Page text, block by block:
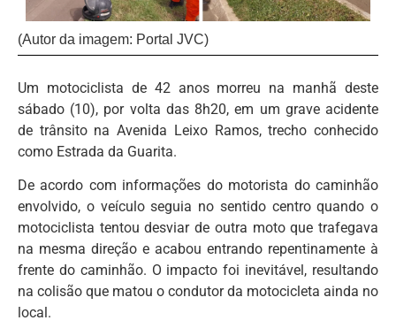
(Autor da imagem: Portal JVC)
Um motociclista de 42 anos morreu na manhã deste
sábado (10), por volta das 8h20, em um grave acidente
de trânsito na Avenida Leixo Ramos, trecho conhecido
como Estrada da Guarita.
De acordo com informações do motorista do caminhão
envolvido, o veículo seguia no sentido centro quando o
motociclista tentou desviar de outra moto que trafegava
na mesma direção e acabou entrando repentinamente à
frente do caminhão. O impacto foi inevitável, resultando
na colisão que matou o condutor da motocicleta ainda no
local.